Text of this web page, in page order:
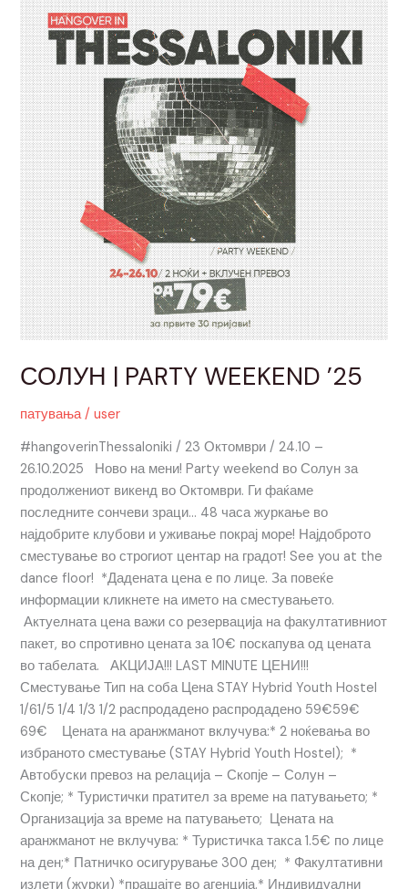
СОЛУН | PARTY WEEKEND ’25
патувања/user
#hangoverinThessaloniki / 23 Октомври / 24.10 –
26.10.2025 Ново на мени! Party weekend во Солун за
продолжениот викенд во Октомври. Ги фаќаме
последните сончеви зраци… 48 часа журкање во
најдобрите клубови и уживање покрај море! Најдоброто
сместување во строгиот центар на градот! See you at the
dance floor! *Дадената цена е по лице. За повеќе
информации кликнете на името на сместувањето.
Актуелната цена важи со резервација на факултативниот
пакет, во спротивно цената за 10€ поскапува од цената
во табелата. АКЦИЈА!!! LAST MINUTE ЦЕНИ!!!
Сместување Тип на соба Цена STAY Hybrid Youth Hostel
1/61/5 1/4 1/3 1/2 распродадено распродадено 59€59€
69€ Цената на аранжманот вклучува:* 2 ноќевања во
избраното сместување (STAY Hybrid Youth Hostel); *
Автобуски превоз на релација – Скопје – Солун –
Скопје; * Туристички пратител за време на патувањето; *
Организација за време на патувањето; Цената на
аранжманот не вклучува: * Туристичка такса 1.5€ по лице
на ден;* Патничко осигурување 300 ден; * Факултативни
излети (журки) *прашајте во агенција.* Индивидуални
|
PARTY
WEEKEND
’25